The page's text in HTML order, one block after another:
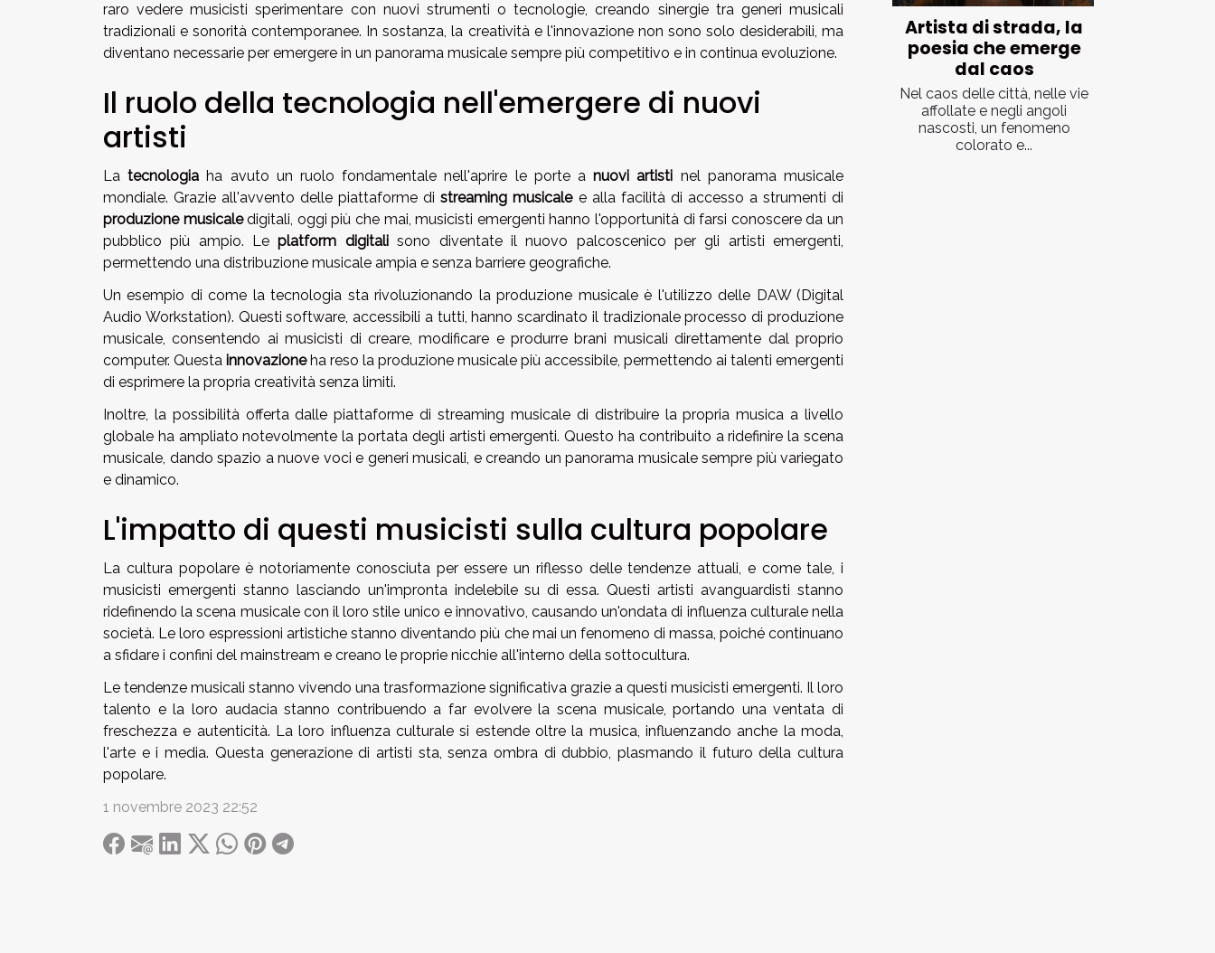
raro vedere musicisti sperimentare con nuovi strumenti o tecnologie, creando sinergie tra generi musicali
tradizionali e sonorità contemporanee. In sostanza, la creatività e l'innovazione non sono solo desiderabili, ma
diventano necessarie per emergere in un panorama musicale sempre più competitivo e in continua evoluzione.
Il ruolo della tecnologia nell'emergere di nuovi
artisti
Latecnologia ha avuto un ruolo fondamentale nell'aprire le porte anuovi artisti nel panorama musicale
mondiale. Grazie all'avvento delle piattaforme distreaming musicalee alla facilità di accesso a strumenti di
produzione musicaledigitali, oggi più che mai, musicisti emergenti hanno l'opportunità di farsi conoscere da un
pubblico più ampio. Leplatform digitalisono diventate il nuovo palcoscenico per gli artisti emergenti,
permettendo una distribuzione musicale ampia e senza barriere geografiche.
Un esempio di come la tecnologia sta rivoluzionando la produzione musicale è l'utilizzo delle DAW (Digital
Audio Workstation). Questi software, accessibili a tutti, hanno scardinato il tradizionale processo di produzione
musicale, consentendo ai musicisti di creare, modificare e produrre brani musicali direttamente dal proprio
computer. Questa innovazioneha reso la produzione musicale più accessibile, permettendo ai talenti emergenti
di esprimere la propria creatività senza limiti.
Inoltre, la possibilità offerta dalle piattaforme di streaming musicale di distribuire la propria musica a livello
globale ha ampliato notevolmente la portata degli artisti emergenti. Questo ha contribuito a ridefinire la scena
musicale, dando spazio a nuove voci e generi musicali, e creando un panorama musicale sempre più variegato
e dinamico.
L'impatto di questi musicisti sulla cultura popolare
La cultura popolare è notoriamente conosciuta per essere un riflesso delle tendenze attuali, e come tale, i
musicisti emergenti stanno lasciando un'impronta indelebile su di essa. Questi artisti avanguardisti stanno
ridefinendo la scena musicale con il loro stile unico e innovativo, causando un'ondata di influenza culturale nella
società. Le loro espressioni artistiche stanno diventando più che mai un fenomeno di massa, poiché continuano
a sfidare i confini del mainstream e creano le proprie nicchie all'interno della sottocultura.
Le tendenze musicali stanno vivendo una trasformazione significativa grazie a questi musicisti emergenti. Il loro
talento e la loro audacia stanno contribuendo a far evolvere la scena musicale, portando una ventata di
freschezza e autenticità. La loro influenza culturale si estende oltre la musica, influenzando anche la moda,
l'arte e i media. Questa generazione di artisti sta, senza ombra di dubbio, plasmando il futuro della cultura
popolare.
1 novembre 2023 22:52
Artista di strada, la
poesia che emerge
dal caos
Nel caos delle città, nelle vie
affollate e negli angoli
nascosti, un fenomeno
colorato e...